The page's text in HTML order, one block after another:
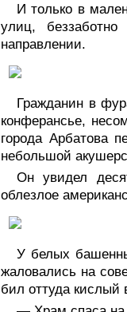
И только в
улиц,
направлении.
Гражданин в
конферансье,
города Арбатова
небольшой
Он увидел
облезлое
У белых
жаловались на
бил оттуда кислый